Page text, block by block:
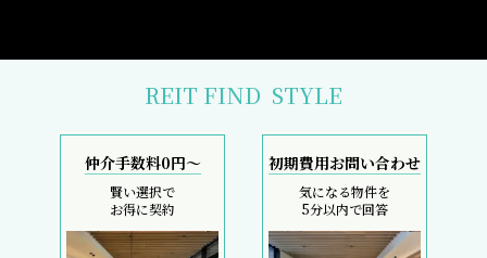
REIT FIND STYLE
仲介手数料0円～
賢い選択で
お得に契約
初期費用お問い合わせ
気になる物件を
5分以内で回答